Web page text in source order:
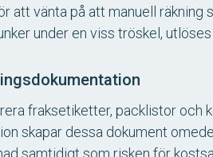
att vänta på att manuell
under en viss tröskel,
fraksetiketter, packlistor och
skapar dessa dokument
samtidigt som risken för